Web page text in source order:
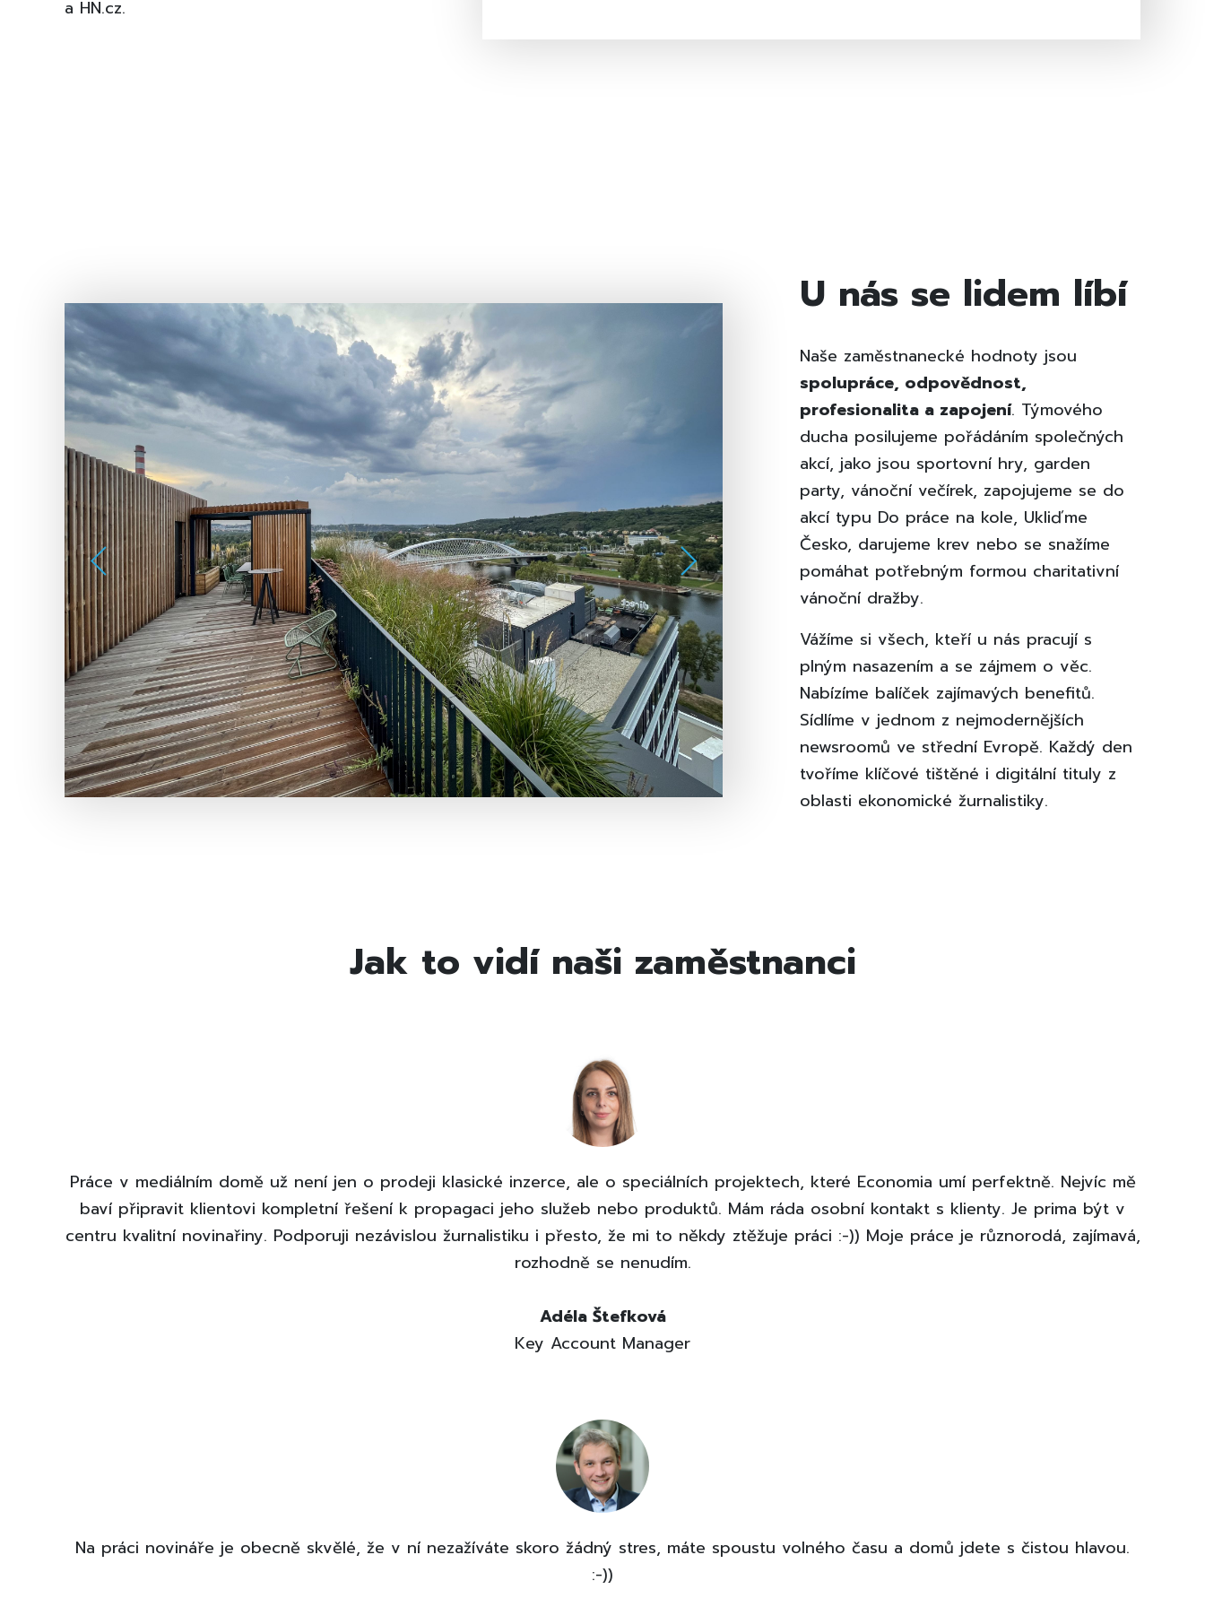
a HN.cz.
U nás se lidem líbí
Naše zaměstnanecké hodnoty jsou
spolupráce, odpovědnost,
profesionalita a zapojení. Týmového
ducha posilujeme pořádáním společných
akcí, jako jsou sportovní hry, garden
party, vánoční večírek, zapojujeme se do
akcí typu Do práce na kole, Ukliďme
Česko, darujeme krev nebo se snažíme
pomáhat potřebným formou charitativní
vánoční dražby.
Vážíme si všech, kteří u nás pracují s
plným nasazením a se zájmem o věc.
Nabízíme balíček zajímavých benefitů.
Sídlíme v jednom z nejmodernějších
newsroomů ve střední Evropě. Každý den
tvoříme klíčové tištěné i digitální tituly z
oblasti ekonomické žurnalistiky.
Jak to vidí naši zaměstnanci
Práce v mediálním domě už není jen o prodeji klasické inzerce, ale o speciálních projektech, které Economia umí perfektně. Nejvíc mě
baví připravit klientovi kompletní řešení k propagaci jeho služeb nebo produktů. Mám ráda osobní kontakt s klienty. Je prima být v
centru kvalitní novinařiny. Podporuji nezávislou žurnalistiku i přesto, že mi to někdy ztěžuje práci :-)) Moje práce je různorodá, zajímavá,
rozhodně se nenudím.
Adéla Štefková
Key Account Manager
Na práci novináře je obecně skvělé, že v ní nezažíváte skoro žádný stres, máte spoustu volného času a domů jdete s čistou hlavou.
:-))